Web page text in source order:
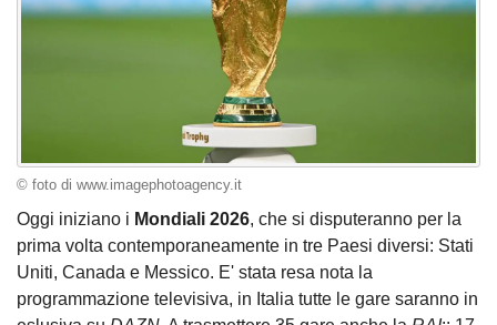
© foto di www.imagephotoagency.it
Oggi iniziano i Mondiali 2026, che si disputeranno per la
prima volta contemporaneamente in tre Paesi diversi: Stati
Uniti, Canada e Messico. E' stata resa nota la
programmazione televisiva, in Italia tutte le gare saranno in